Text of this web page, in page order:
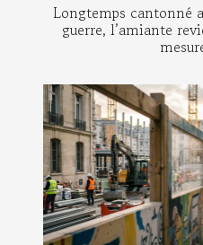
Longtemps cantonné
guerre, l’amiante